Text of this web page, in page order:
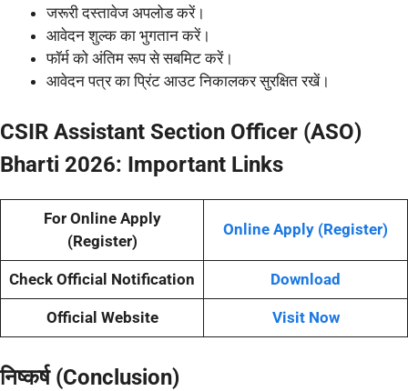
जरूरी दस्तावेज अपलोड करें।
आवेदन शुल्क का भुगतान करें।
फॉर्म को अंतिम रूप से सबमिट करें।
आवेदन पत्र का प्रिंट आउट निकालकर सुरक्षित रखें।
CSIR Assistant Section Officer (ASO)
Bharti 2026: Important Links
For Online Apply
(Register)
Online Apply (Register)
Check Official Notification Download
Official Website Visit Now
निष्कर्ष (Conclusion)